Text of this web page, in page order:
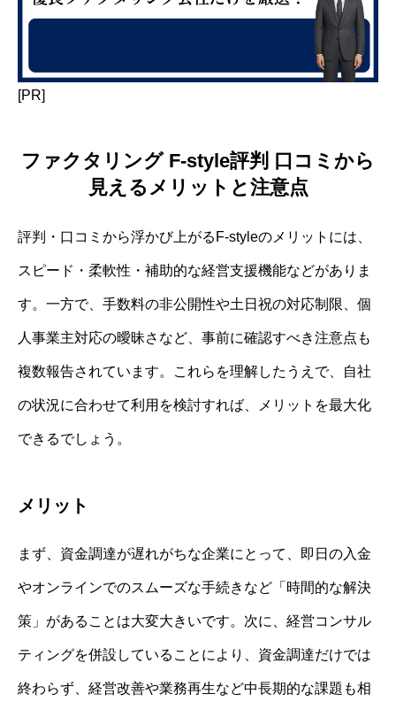
[PR]
ファクタリング F-style評判 口コミから
見えるメリットと注意点
評判・口コミから浮かび上がるF-styleのメリットには、
スピード・柔軟性・補助的な経営支援機能などがありま
す。一方で、手数料の非公開性や土日祝の対応制限、個
人事業主対応の曖昧さなど、事前に確認すべき注意点も
複数報告されています。これらを理解したうえで、自社
の状況に合わせて利用を検討すれば、メリットを最大化
できるでしょう。
メリット
まず、資金調達が遅れがちな企業にとって、即日の入金
やオンラインでのスムーズな手続きなど「時間的な解決
策」があることは大変大きいです。次に、経営コンサル
ティングを併設していることにより、資金調達だけでは
終わらず、経営改善や業務再生など中長期的な課題も相